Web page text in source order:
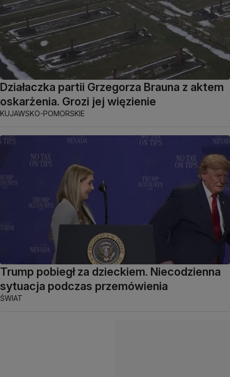
Działaczka partii Grzegorza Brauna z aktem
oskarżenia. Grozi jej więzienie
KUJAWSKO-POMORSKIE
Trump pobiegł za dzieckiem. Niecodzienna
sytuacja podczas przemówienia
ŚWIAT